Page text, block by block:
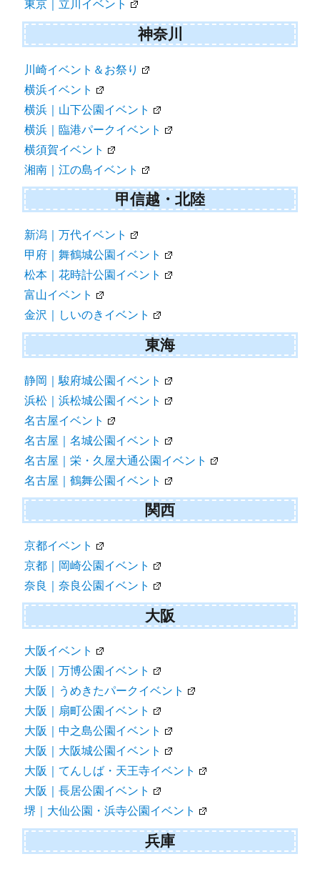
東京｜立川イベント
神奈川
川崎イベント＆お祭り
横浜イベント
横浜｜山下公園イベント
横浜｜臨港パークイベント
横須賀イベント
湘南｜江の島イベント
甲信越・北陸
新潟｜万代イベント
甲府｜舞鶴城公園イベント
松本｜花時計公園イベント
富山イベント
金沢｜しいのきイベント
東海
静岡｜駿府城公園イベント
浜松｜浜松城公園イベント
名古屋イベント
名古屋｜名城公園イベント
名古屋｜栄・久屋大通公園イベント
名古屋｜鶴舞公園イベント
関西
京都イベント
京都｜岡崎公園イベント
奈良｜奈良公園イベント
大阪
大阪イベント
大阪｜万博公園イベント
大阪｜うめきたパークイベント
大阪｜扇町公園イベント
大阪｜中之島公園イベント
大阪｜大阪城公園イベント
大阪｜てんしば・天王寺イベント
大阪｜長居公園イベント
堺｜大仙公園・浜寺公園イベント
兵庫